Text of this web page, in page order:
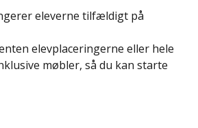
eleverne tilfældigt på
elevplaceringerne eller hele
møbler, så du kan starte